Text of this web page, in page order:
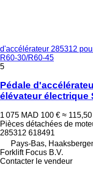
d'accélérateur 285312
R60-30/R60-45
5
Pédale
élévateur électrique
1 075 MAD 100 € ≈
Pièces détachées de
285312 618491
Pays-Bas,
Forklift Focus B.V.
Contacter le vendeur